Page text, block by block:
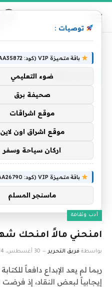
أدب وثقافة
امنحني مالاً امنحك
بواسطة فريق التحرير 30 أغسطس، 2024
ربما لم يعد الإبداع دافعاً
إيجابياً لبعض النقاد، إذ فرضت
توصيات :
باقة متميزة VIP (كود: AA35872):
ضوء التعليمي
صحيفة برق
موقع اشراقات
موقع اشراق اون لاين
اركان سياحة وسفر
باقة متميزة VIP (كود: AA26790):
ماسنجر المسلم